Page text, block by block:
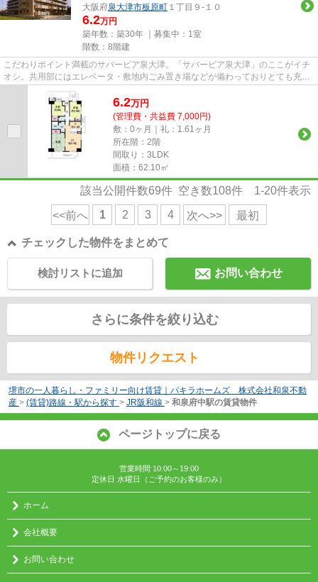
大阪府泉大津市板原町 １丁目９-１０
6.2万円
築年数：築30年 ｜募集中： 1室
階数：8階建
こだわりポイント満載のサバービア泉大津。「サバービア泉大津」のここがイチ
オシ。共用部にはエレベータ・敷地内ごみ置き場などが備わっておりとても充実
しています。2駅利用可能な物...
6.2万円
(管理費・共益費 7,000円)
敷：0ヶ月｜礼：1.61ヶ月
所在階：2階
間取り：3LDK
面積：62.10㎡
該当公開件数69件 空き数108件 1-20件表示
<<前へ 1 2 3 4 次へ>> 最初
チェックした物件をまとめて
お問い合わせ
検討リストに追加
さらに条件を絞り込む
物件リクエスト
堺市の一人暮らし・ファミリー向け賃貸｜パキラホームズ 株式会社和泉不動
産 > (賃貸)路線・駅から探す > JR阪和線 > 和泉府中駅の賃貸物件
ページトップに戻る
営業時間:10:00～19:00
定休日:水曜日（ご予約のお客様のみ）
ホーム
会社概要
お問い合わせ